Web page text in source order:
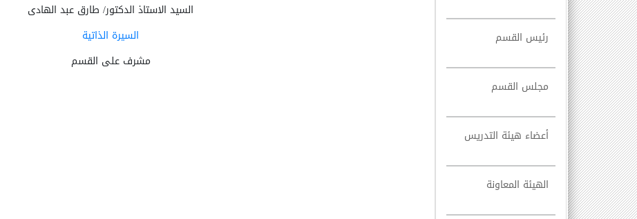
رئيس القسم
مجلس القسم
أعضاء هيئة التدريس
الهيئة المعاونة
السيد الاستاذ الدكتور/ طارق عبد الهادى
السيرة الذاتية
مشرف على القسم